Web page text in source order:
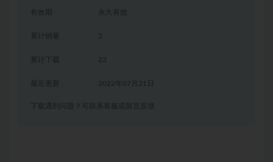
有效期 永久有效
累计销量 2
累计下载 23
2022年07月21日
下载遇到问题？可联系客服或留言反馈